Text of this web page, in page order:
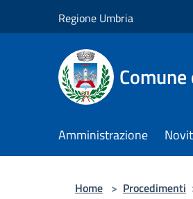
Regione Umbria
Amministrazione
Home > Procedimenti